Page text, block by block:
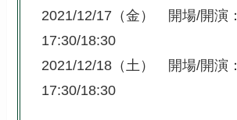
2021/12/17（金） 開場/開演：
17:30/18:30
2021/12/18（土） 開場/開演：
17:30/18:30